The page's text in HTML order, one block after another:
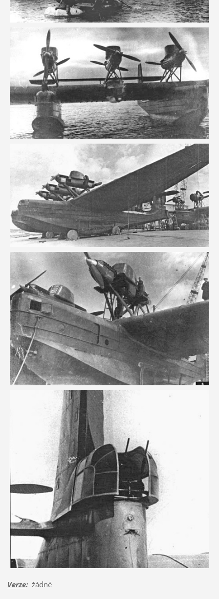
Verze:žádné